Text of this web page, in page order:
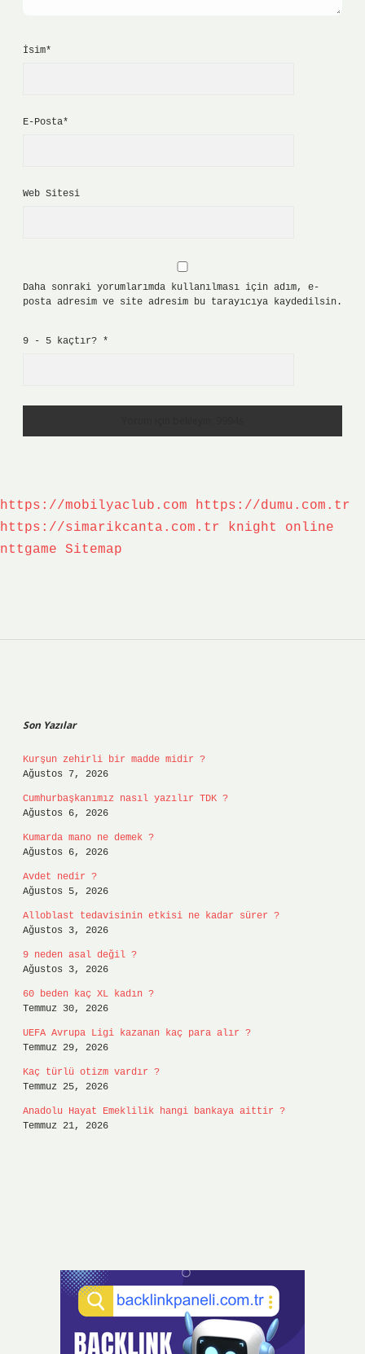
İsim*
E-Posta*
Web Sitesi
Daha sonraki yorumlarımda kullanılması için adım, e-
posta adresim ve site adresim bu tarayıcıya kaydedilsin.
9 - 5 kaçtır? *
https://mobilyaclub.com
https://dumu.com.tr
https://simarikcanta.com.tr
knight online
nttgame
Sitemap
Son Yazılar
Kurşun zehirli bir madde midir ?
Ağustos 7, 2026
Cumhurbaşkanımız nasıl yazılır TDK ?
Ağustos 6, 2026
Kumarda mano ne demek ?
Ağustos 6, 2026
Avdet nedir ?
Ağustos 5, 2026
Alloblast tedavisinin etkisi ne kadar sürer ?
Ağustos 3, 2026
9 neden asal değil ?
Ağustos 3, 2026
60 beden kaç XL kadın ?
Temmuz 30, 2026
UEFA Avrupa Ligi kazanan kaç para alır ?
Temmuz 29, 2026
Kaç türlü otizm vardır ?
Temmuz 25, 2026
Anadolu Hayat Emeklilik hangi bankaya aittir ?
Temmuz 21, 2026